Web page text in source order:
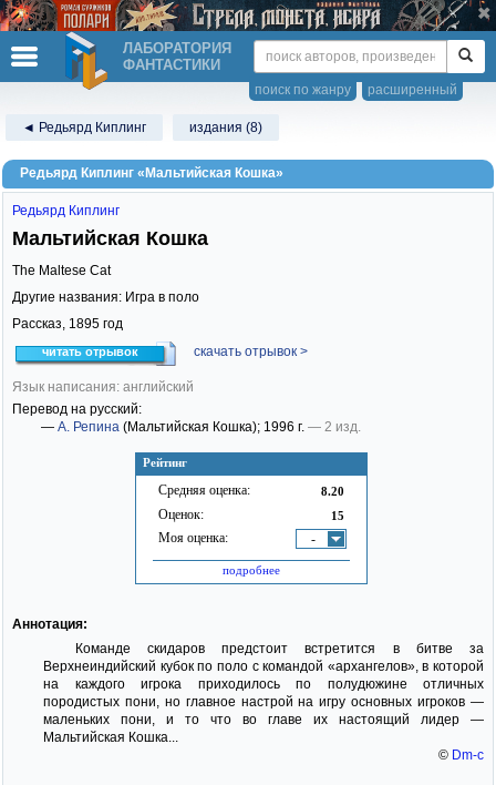
ЛАБОРАТОРИЯ
ФАНТАСТИКИ
расширенный
поиск по жанру
◄ Редьярд Киплинг издания (8)
Редьярд Киплинг «Мальтийская Кошка»
Рейтинг
Средняя оценка: 8.20
Оценок: 15
Моя оценка: -
подробнее
Редьярд Киплинг
Мальтийская Кошка
The Maltese Cat
Другие названия: Игра в поло
Рассказ, 1895 год
читать отрывок скачать отрывок >
Язык написания: английский
Перевод на русский:
— А. Репина (Мальтийская Кошка); 1996 г. — 2 изд.
Аннотация:
Команде скидаров предстоит встретится в битве за
Верхнеиндийский кубок по поло с командой «архангелов», в которой
на каждого игрока приходилось по полудюжине отличных
породистых пони, но главное настрой на игру основных игроков —
маленьких пони, и то что во главе их настоящий лидер —
Мальтийская Кошка...
© Dm-c